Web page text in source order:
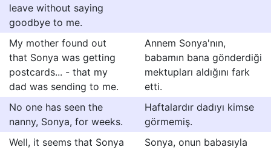
leave without saying
goodbye to me.
My mother found out
that Sonya was getting
postcards... - that my
dad was sending to me.
Annem Sonya'nın,
babamın bana gönderdiği
mektupları aldığını fark
etti.
No one has seen the
nanny, Sonya, for weeks.
Haftalardır dadıyı kimse
görmemiş.
Well, it seems that Sonya
Sonya, onun babasıyla